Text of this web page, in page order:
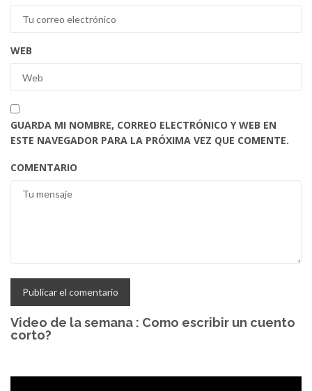
WEB
GUARDA MI NOMBRE, CORREO ELECTRÓNICO Y WEB EN
ESTE NAVEGADOR PARA LA PRÓXIMA VEZ QUE COMENTE.
COMENTARIO
Video de la semana : Como escribir un cuento
corto?